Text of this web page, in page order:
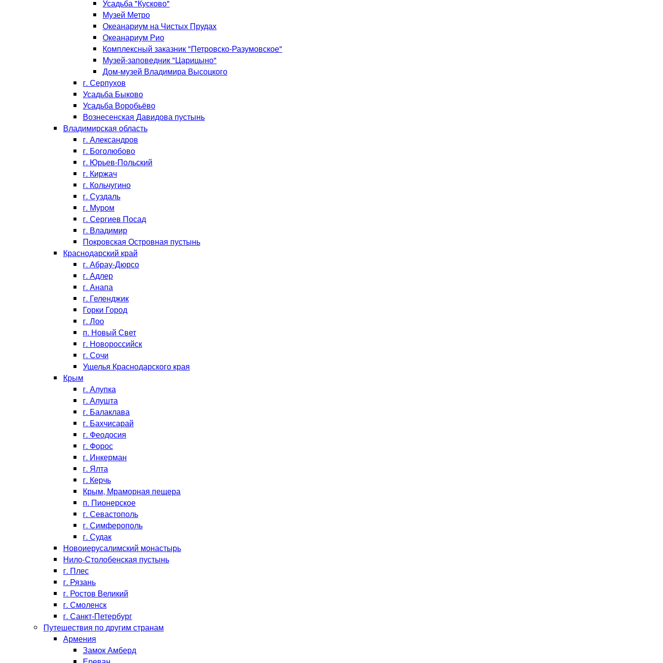
Усадьба "Кусково"
Музей Метро
Океанариум на Чистых Прудах
Океанариум Рио
Комплексный заказник "Петровско-Разумовское"
Музей-заповедник "Царицыно"
Дом-музей Владимира Высоцкого
г. Серпухов
Усадьба Быково
Усадьба Воробьёво
Вознесенская Давидова пустынь
Владимирская область
г. Александров
г. Боголюбово
г. Юрьев-Польский
г. Киржач
г. Кольчугино
г. Суздаль
г. Муром
г. Сергиев Посад
г. Владимир
Покровская Островная пустынь
Краснодарский край
г. Абрау-Дюрсо
г. Адлер
г. Анапа
г. Геленджик
Горки Город
г. Лоо
п. Новый Свет
г. Новороссийск
г. Сочи
Ущелья Краснодарского края
Крым
г. Алупка
г. Алушта
г. Балаклава
г. Бахчисарай
г. Феодосия
г. Форос
г. Инкерман
г. Ялта
г. Керчь
Крым, Мраморная пещера
п. Пионерское
г. Севастополь
г. Симферополь
г. Судак
Новоиерусалимский монастырь
Нило-Столобенская пустынь
г. Плес
г. Рязань
г. Ростов Великий
г. Смоленск
г. Санкт-Петербург
Путешествия по другим странам
Армения
Замок Амберд